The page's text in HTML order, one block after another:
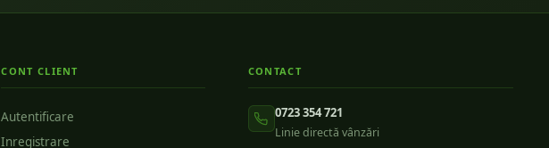
CONT CLIENT
Autentificare
Inregistrare
CONTACT
0723 354 721
Linie directă vânzări